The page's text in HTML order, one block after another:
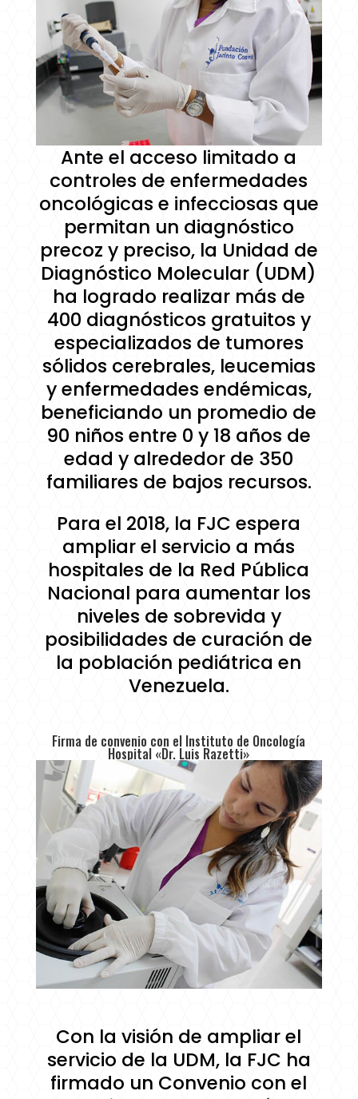
Ante el acceso limitado a
controles de enfermedades
oncológicas e infecciosas que
permitan un diagnóstico
precoz y preciso, la Unidad de
Diagnóstico Molecular (UDM)
ha logrado realizar más de
400 diagnósticos gratuitos y
especializados de tumores
sólidos cerebrales, leucemias
y enfermedades endémicas,
beneficiando un promedio de
90 niños entre 0 y 18 años de
edad y alrededor de 350
familiares de bajos recursos.
Para el 2018, la FJC espera
ampliar el servicio a más
hospitales de la Red Pública
Nacional para aumentar los
niveles de sobrevida y
posibilidades de curación de
la población pediátrica en
Venezuela.
Firma de convenio con el Instituto de Oncología
Hospital «Dr. Luis Razetti»
Con la visión de ampliar el
servicio de la UDM, la FJC ha
firmado un Convenio con el